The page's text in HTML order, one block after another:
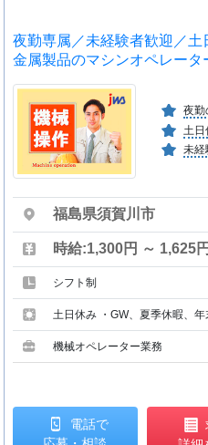
夜勤専属／未経験者歓迎／土
金属製品のマシンオペレータ
夜勤
土日
未経
福島県須賀川市
時給:1,300円 ～ 1,625円
シフト制
土日休み ・GW、夏季休暇、年
機械オペレーター業務
電話で